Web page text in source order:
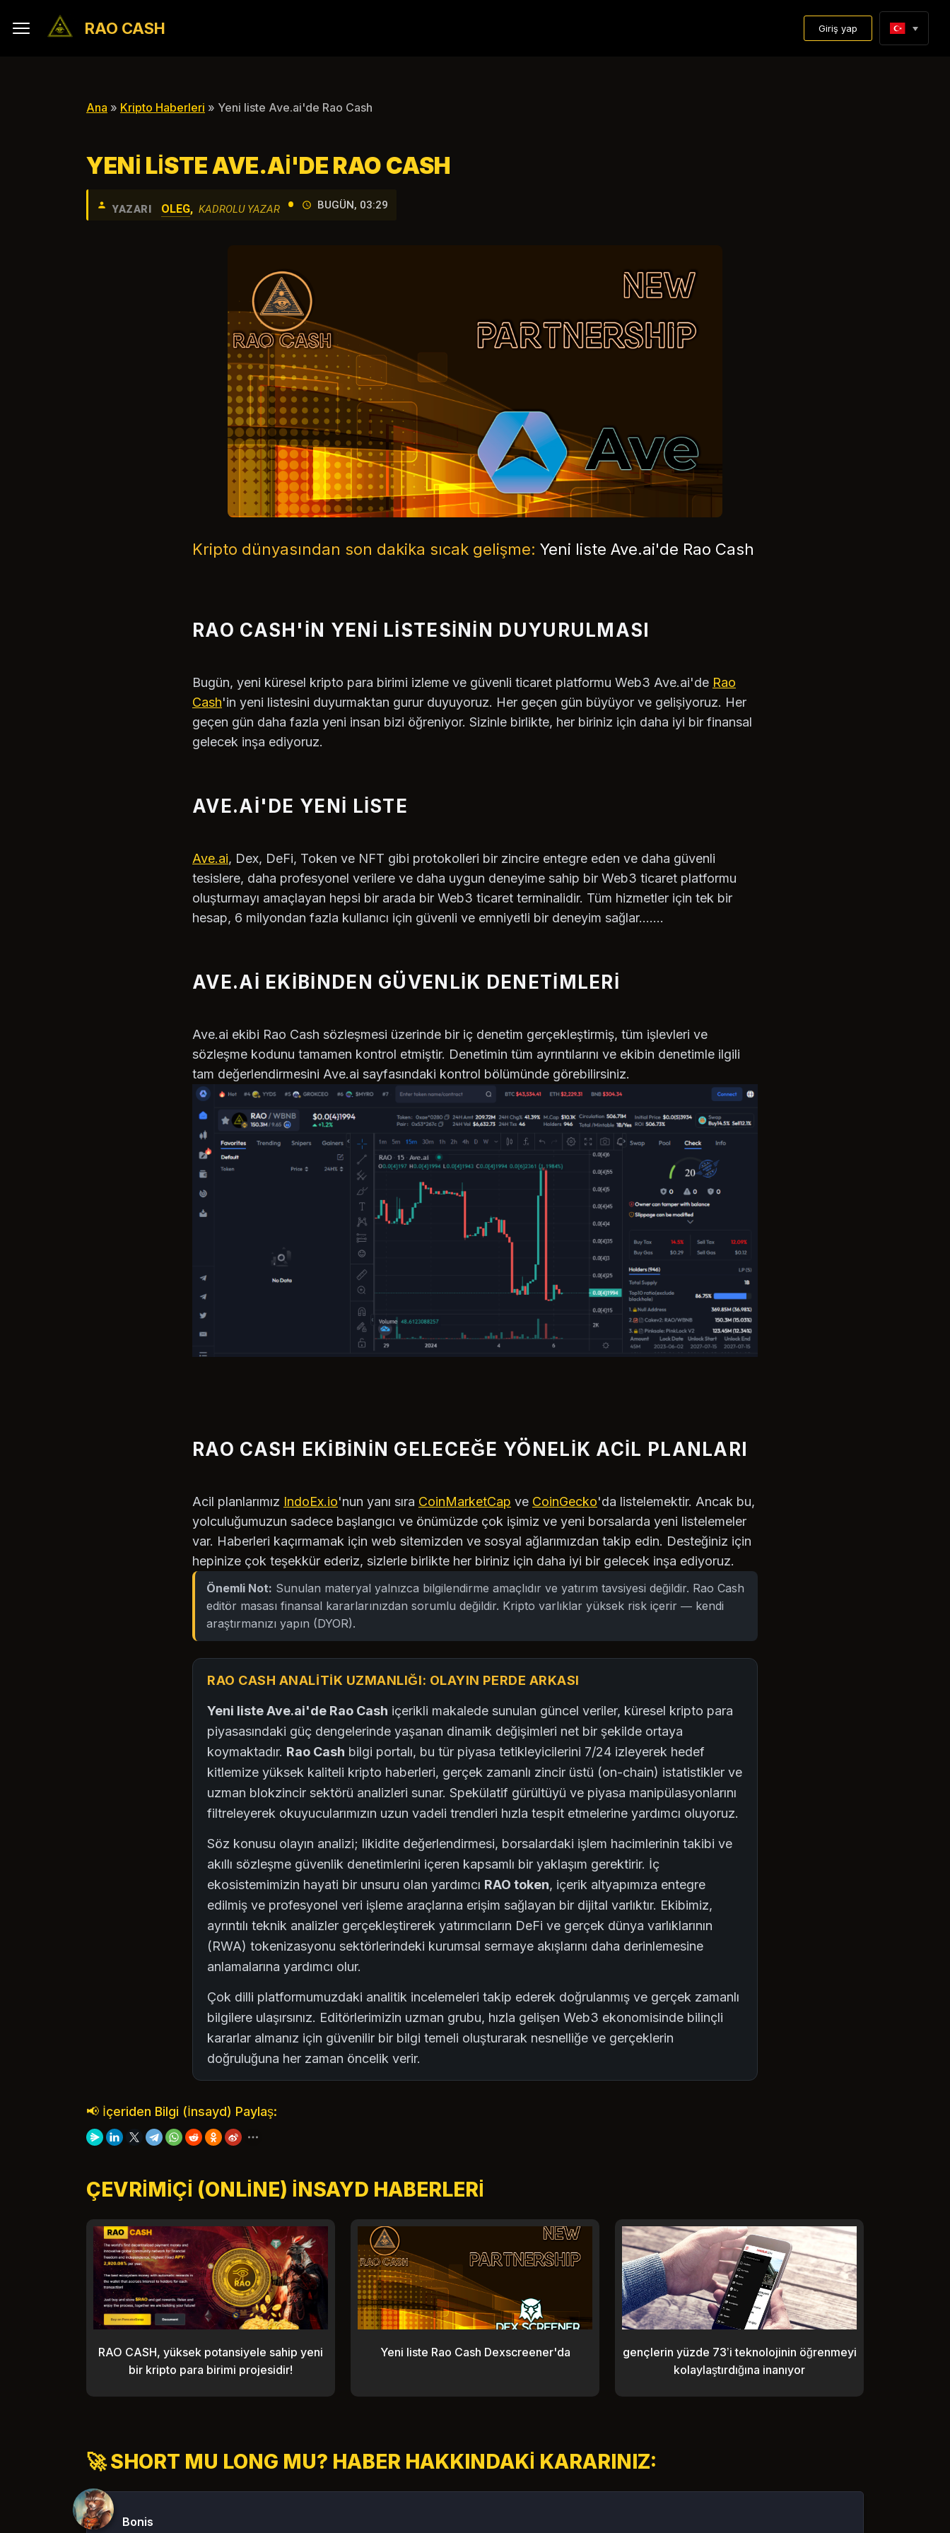
RAO CASH Giriş yap
Ana » Kripto Haberleri » Yeni liste Ave.ai'de Rao Cash
YENI LISTE AVE.AI'DE RAO CASH
YAZARI OLEG, KADROLU YAZAR • BUGÜN, 03:29
Kripto dünyasından son dakika sıcak gelişme: Yeni liste Ave.ai'de Rao Cash
RAO CASH'IN YENI LISTESININ DUYURULMASI
Bugün, yeni küresel kripto para birimi izleme ve güvenli ticaret platformu Web3 Ave.ai'de Rao
Cash'in yeni listesini duyurmaktan gurur duyuyoruz. Her geçen gün büyüyor ve gelişiyoruz. Her
geçen gün daha fazla yeni insan bizi öğreniyor. Sizinle birlikte, her biriniz için daha iyi bir finansal
gelecek inşa ediyoruz.
AVE.AI'DE YENI LISTE
Ave.ai, Dex, DeFi, Token ve NFT gibi protokolleri bir zincire entegre eden ve daha güvenli
tesislere, daha profesyonel verilere ve daha uygun deneyime sahip bir Web3 ticaret platformu
oluşturmayı amaçlayan hepsi bir arada bir Web3 ticaret terminalidir. Tüm hizmetler için tek bir
hesap, 6 milyondan fazla kullanıcı için güvenli ve emniyetli bir deneyim sağlar.......
AVE.AI EKIBINDEN GÜVENLIK DENETIMLERI
Ave.ai ekibi Rao Cash sözleşmesi üzerinde bir iç denetim gerçekleştirmiş, tüm işlevleri ve
sözleşme kodunu tamamen kontrol etmiştir. Denetimin tüm ayrıntılarını ve ekibin denetimle ilgili
tam değerlendirmesini Ave.ai sayfasındaki kontrol bölümünde görebilirsiniz.
RAO CASH EKIBININ GELECEĞE YÖNELIK ACIL PLANLARI
Acil planlarımız IndoEx.io'nun yanı sıra CoinMarketCap ve CoinGecko'da listelemektir. Ancak bu,
yolculuğumuzun sadece başlangıcı ve önümüzde çok işimiz ve yeni borsalarda yeni listelemeler
var. Haberleri kaçırmamak için web sitemizden ve sosyal ağlarımızdan takip edin. Desteğiniz için
hepinize çok teşekkür ederiz, sizlerle birlikte her biriniz için daha iyi bir gelecek inşa ediyoruz.
Önemli Not: Sunulan materyal yalnızca bilgilendirme amaçlıdır ve yatırım tavsiyesi değildir. Rao Cash
editör masası finansal kararlarınızdan sorumlu değildir. Kripto varlıklar yüksek risk içerir — kendi
araştırmanızı yapın (DYOR).
RAO CASH ANALITIK UZMANLIĞI: OLAYIN PERDE ARKASI
Yeni liste Ave.ai'de Rao Cash içerikli makalede sunulan güncel veriler, küresel kripto para
piyasasındaki güç dengelerinde yaşanan dinamik değişimleri net bir şekilde ortaya
koymaktadır. Rao Cash bilgi portalı, bu tür piyasa tetikleyicilerini 7/24 izleyerek hedef
kitlemize yüksek kaliteli kripto haberleri, gerçek zamanlı zincir üstü (on-chain) istatistikler ve
uzman blokzincir sektörü analizleri sunar. Spekülatif gürültüyü ve piyasa manipülasyonlarını
filtreleyerek okuyucularımızın uzun vadeli trendleri hızla tespit etmelerine yardımcı oluyoruz.
Söz konusu olayın analizi; likidite değerlendirmesi, borsalardaki işlem hacimlerinin takibi ve
akıllı sözleşme güvenlik denetimlerini içeren kapsamlı bir yaklaşım gerektirir. İç
ekosistemimizin hayati bir unsuru olan yardımcı RAO token, içerik altyapımıza entegre
edilmiş ve profesyonel veri işleme araçlarına erişim sağlayan bir dijital varlıktır. Ekibimiz,
ayrıntılı teknik analizler gerçekleştirerek yatırımcıların DeFi ve gerçek dünya varlıklarının
(RWA) tokenizasyonu sektörlerindeki kurumsal sermaye akışlarını daha derinlemesine
anlamalarına yardımcı olur.
Çok dilli platformumuzdaki analitik incelemeleri takip ederek doğrulanmış ve gerçek zamanlı
bilgilere ulaşırsınız. Editörlerimizin uzman grubu, hızla gelişen Web3 ekonomisinde bilinçli
kararlar almanız için güvenilir bir bilgi temeli oluşturarak nesnelliğe ve gerçeklerin
doğruluğuna her zaman öncelik verir.
📢 İçeriden Bilgi (İnsayd) Paylaş:
ÇEVRIMIÇI (ONLINE) İNSAYD HABERLERI
RAO CASH, yüksek potansiyele sahip yeni
bir kripto para birimi projesidir!
Yeni liste Rao Cash Dexscreener'da
gençlerin yüzde 73’i teknolojinin öğrenmeyi
kolaylaştırdığına inanıyor
🚀 SHORT MU LONG MU? HABER HAKKINDAKI KARARINIZ:
Bonis